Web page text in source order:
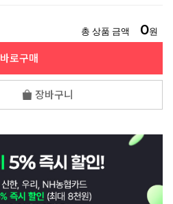
총 상품 금액 0원
바로구매
장바구니